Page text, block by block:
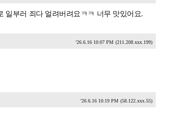
일부러 죄다 얼려버려요ㅋㅋ 너무 맛있어요.
'26.6.16 10:07 PM (211.208.xxx.199)
'26.6.16 10:19 PM (58.122.xxx.55)